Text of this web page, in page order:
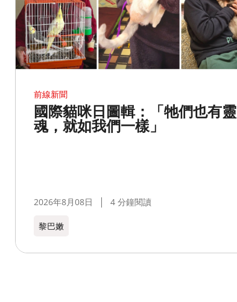
前線新聞
國際貓咪日圖輯：「牠們也有靈
魂，就如我們一樣」
2026年8月08日 4 分鐘閱讀
黎巴嫩​